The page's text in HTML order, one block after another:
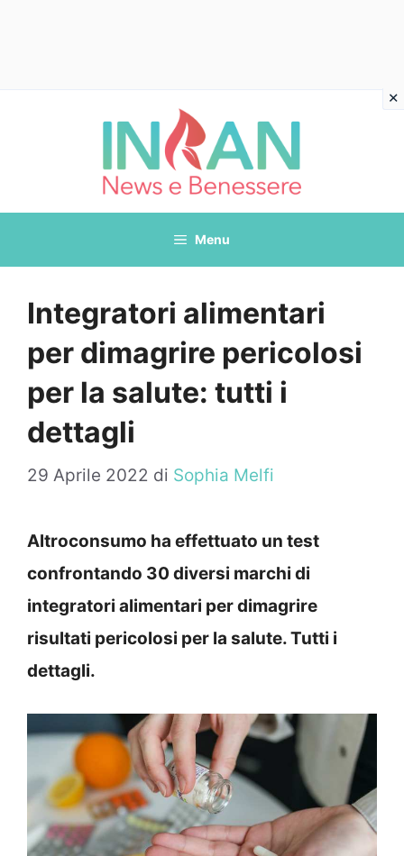
Menu
Integratori alimentari
per dimagrire pericolosi
per la salute: tutti i
dettagli
29 Aprile 2022 di Sophia Melfi
Altroconsumo ha effettuato un test
confrontando 30 diversi marchi di
integratori alimentari per dimagrire
risultati pericolosi per la salute. Tutti i
dettagli.